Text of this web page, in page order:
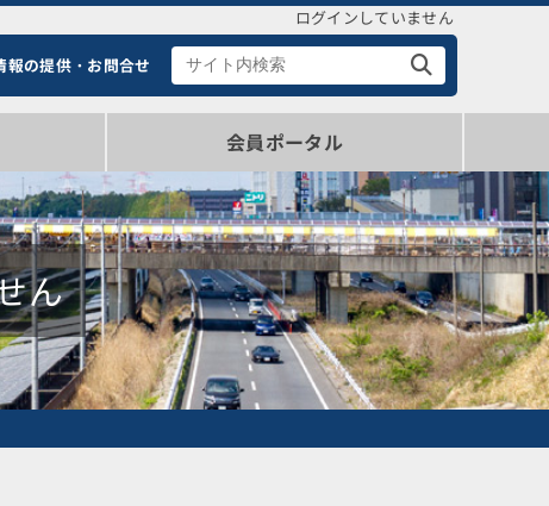
ログインしていません
報の提供・お問合せ
会員ポータル
ポータル（ログイン・情報確認）
登録会員概要（新規登録）
ん